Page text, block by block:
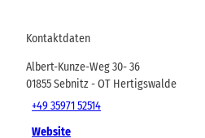
Kontaktdaten
Albert-Kunze-Weg 30- 36
01855Sebnitz- OT Hertigswalde
+49 35971 52514
Website